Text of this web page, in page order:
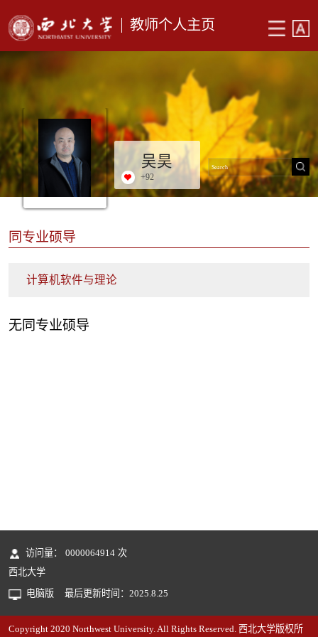
教师个人主页
吴昊
+92
同专业硕导
计算机软件与理论
无同专业硕导
访问量： 0000064914 次
西北大学
电脑版
最后更新时间： 2025.8.25
Copyright 2020 Northwest University. All Rights Reserved. 西北大学版权所